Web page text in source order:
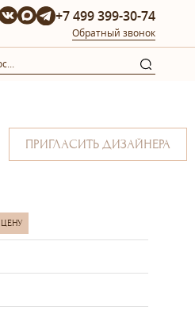
+7 499 399-30-74
Обратный звонок
ПРИГЛАСИТЬ ДИЗАЙНЕРА